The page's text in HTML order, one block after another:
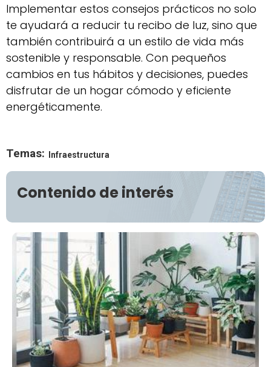
Implementar estos consejos prácticos no solo
te ayudará a reducir tu recibo de luz, sino que
también contribuirá a un estilo de vida más
sostenible y responsable. Con pequeños
cambios en tus hábitos y decisiones, puedes
disfrutar de un hogar cómodo y eficiente
energéticamente.
Temas: Infraestructura
Contenido de interés